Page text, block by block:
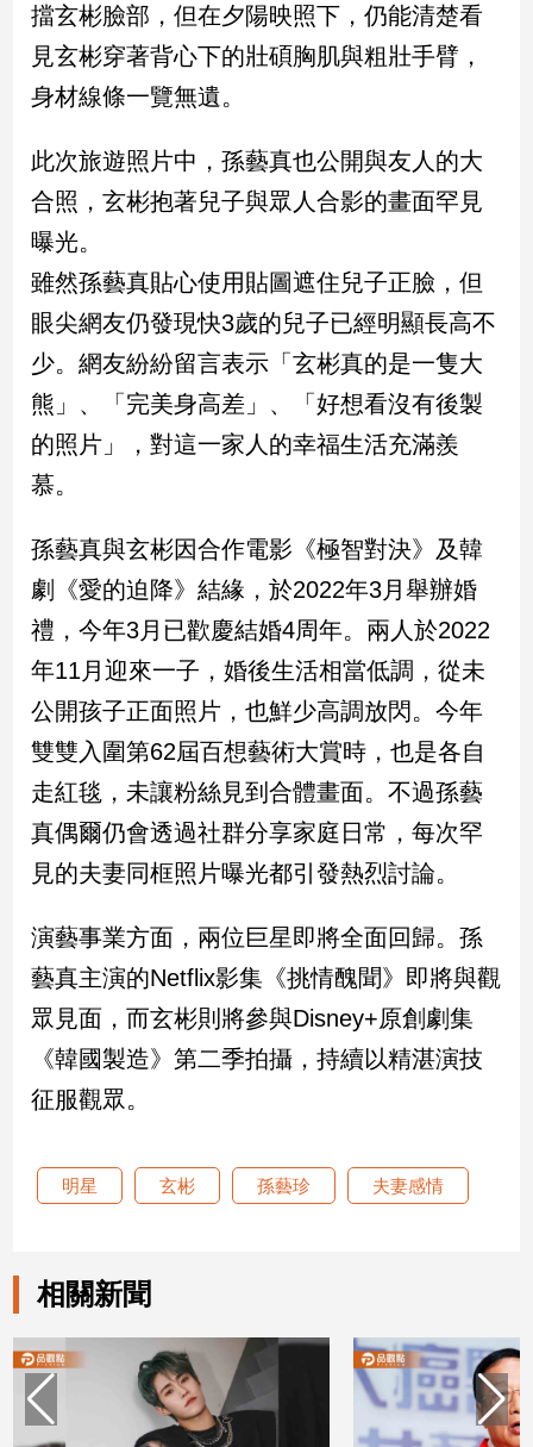
國
會
點
觀
點
兩
岸/
國
際
會/
地
方
新
病
專
區
南
台
灣
觀
點
南
灣
觀
點
樂
星
行/
尚
追
星
擋玄彬臉部，但在夕陽映照下，仍能清楚看
見玄彬穿著背心下的壯碩胸肌與粗壯手臂，
身材線條一覽無遺。
此次旅遊照片中，孫藝真也公開與友人的大
合照，玄彬抱著兒子與眾人合影的畫面罕見
曝光。
雖然孫藝真貼心使用貼圖遮住兒子正臉，但
眼尖網友仍發現快3歲的兒子已經明顯長高不
少。網友紛紛留言表示「玄彬真的是一隻大
熊」、「完美身高差」、「好想看沒有後製
的照片」，對這一家人的幸福生活充滿羨
慕。
孫藝真與玄彬因合作電影《極智對決》及韓
劇《愛的迫降》結緣，於2022年3月舉辦婚
禮，今年3月已歡慶結婚4周年。兩人於2022
年11月迎來一子，婚後生活相當低調，從未
公開孩子正面照片，也鮮少高調放閃。今年
雙雙入圍第62屆百想藝術大賞時，也是各自
走紅毯，未讓粉絲見到合體畫面。不過孫藝
真偶爾仍會透過社群分享家庭日常，每次罕
見的夫妻同框照片曝光都引發熱烈討論。
演藝事業方面，兩位巨星即將全面回歸。孫
藝真主演的Netflix影集《挑情醜聞》即將與觀
眾見面，而玄彬則將參與Disney+原創劇集
《韓國製造》第二季拍攝，持續以精湛演技
征服觀眾。
明星 玄彬 孫藝珍 夫妻感情
相關新聞